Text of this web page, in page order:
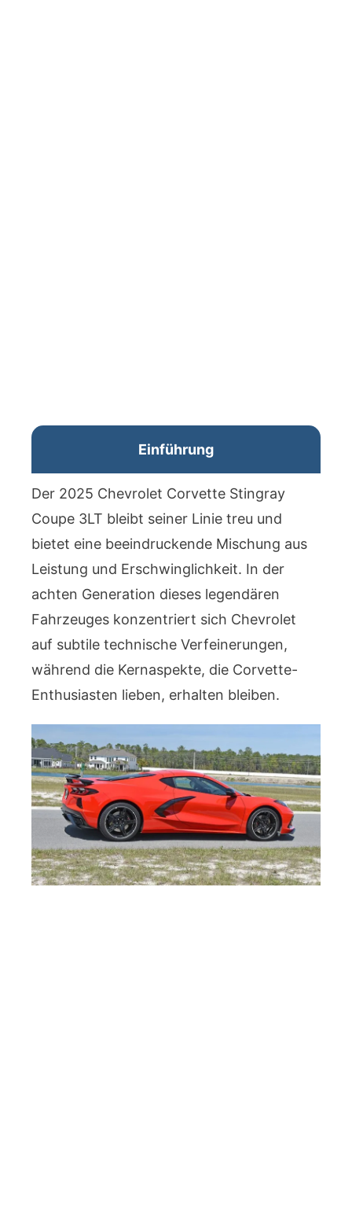
Einführung
Der 2025 Chevrolet Corvette Stingray
Coupe 3LT bleibt seiner Linie treu und
bietet eine beeindruckende Mischung aus
Leistung und Erschwinglichkeit. In der
achten Generation dieses legendären
Fahrzeuges konzentriert sich Chevrolet
auf subtile technische Verfeinerungen,
während die Kernaspekte, die Corvette-
Enthusiasten lieben, erhalten bleiben.